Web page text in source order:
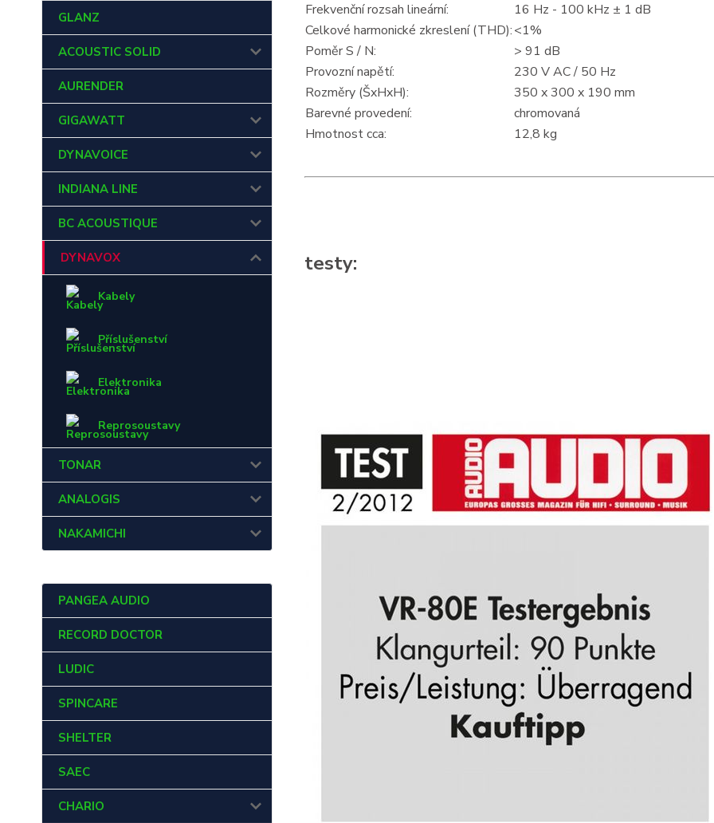
GLANZ
ACOUSTIC SOLID
AURENDER
GIGAWATT
DYNAVOICE
INDIANA LINE
BC ACOUSTIQUE
DYNAVOX
Kabely
Příslušenství
Elektronika
Reprosoustavy
TONAR
ANALOGIS
NAKAMICHI
PANGEA AUDIO
RECORD DOCTOR
LUDIC
SPINCARE
SHELTER
SAEC
CHARIO
Frekvenční rozsah lineární:
16 Hz - 100 kHz ± 1 dB
Celkové harmonické zkreslení (THD):<1%
Poměr S / N:
> 91 dB
Provozní napětí:
230 V AC / 50 Hz
Rozměry (ŠxHxH):
350 x 300 x 190 mm
Barevné provedení:
chromovaná
Hmotnost cca:
12,8 kg
testy: